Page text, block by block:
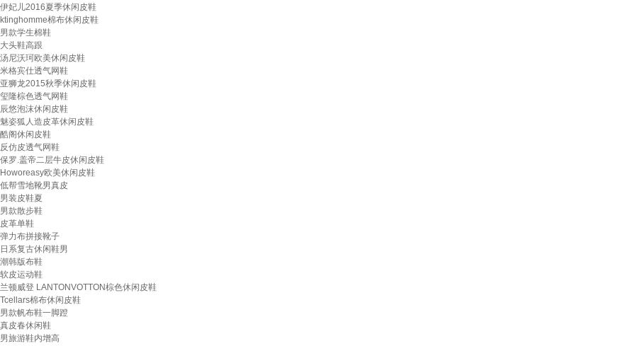
伊妃儿2016夏季休闲皮鞋
ktinghomme棉布休闲皮鞋
男款学生棉鞋
大头鞋高跟
汤尼沃珂欧美休闲皮鞋
米格宾仕透气网鞋
亚狮龙2015秋季休闲皮鞋
玺隆棕色透气网鞋
辰悠泡沫休闲皮鞋
魅姿狐人造皮革休闲皮鞋
酷阁休闲皮鞋
反仿皮透气网鞋
保罗.盖帝二层牛皮休闲皮鞋
Howoreasy欧美休闲皮鞋
低帮雪地靴男真皮
男装皮鞋夏
男款散步鞋
皮革单鞋
弹力布拼接靴子
日系复古休闲鞋男
潮韩版布鞋
软皮运动鞋
兰顿威登 LANTONVOTTON棕色休闲皮鞋
Tcellars棉布休闲皮鞋
男款帆布鞋一脚蹬
真皮春休闲鞋
男旅游鞋内增高